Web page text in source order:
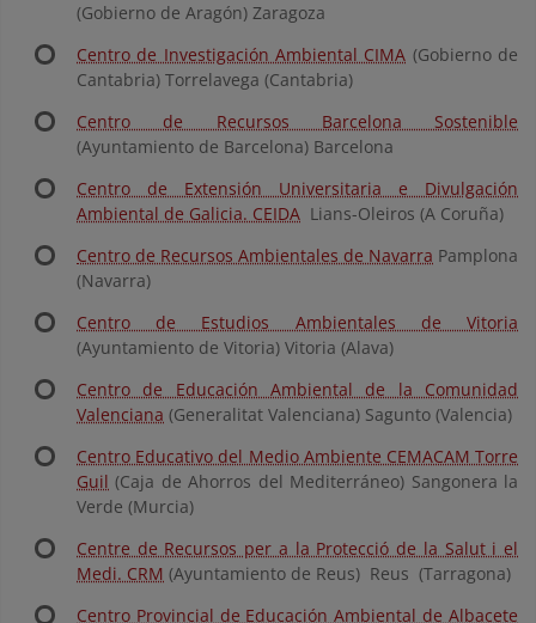
(Gobierno de Aragón) Zaragoza
Centro de Investigación Ambiental CIMA (Gobierno de
Cantabria) Torrelavega (Cantabria)
Centro de Recursos Barcelona Sostenible
(Ayuntamiento de Barcelona) Barcelona
Centro de Extensión Universitaria e Divulgación
Ambiental de Galicia. CEIDA Lians-Oleiros (A Coruña)
Centro de Recursos Ambientales de Navarra Pamplona
(Navarra)
Centro de Estudios Ambientales de Vitoria
(Ayuntamiento de Vitoria) Vitoria (Alava)
Centro de Educación Ambiental de la Comunidad
Valenciana (Generalitat Valenciana) Sagunto (Valencia)
Centro Educativo del Medio Ambiente CEMACAM Torre
Guil (Caja de Ahorros del Mediterráneo) Sangonera la
Verde (Murcia)
Centre de Recursos per a la Protecció de la Salut i el
Medi. CRM (Ayuntamiento de Reus) Reus (Tarragona)
Centro Provincial de Educación Ambiental de Albacete